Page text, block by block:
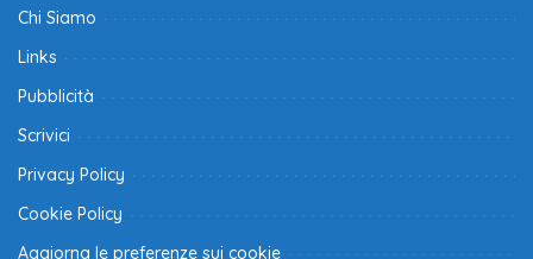
Chi Siamo
Links
Pubblicità
Scrivici
Privacy Policy
Cookie Policy
Aggiorna le preferenze sui cookie